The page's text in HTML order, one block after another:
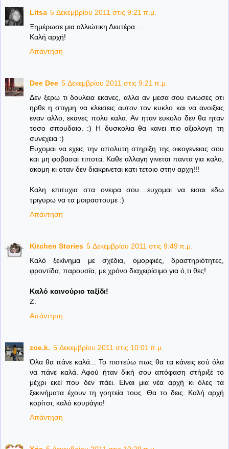
Litsa 5 Δεκεμβρίου 2011 στις 9:21 π.μ.
Ξημέρωσε μια αλλιώτικη Δευτέρα...
Καλή αρχή!
Απάντηση
Dee Dee 5 Δεκεμβρίου 2011 στις 9:21 π.μ.
Δεν ξερω τι δουλεια εκανες, αλλα αν μεσα σου ενιωσες οτι
ηρθε η στιγμη να κλεισεις αυτον τον κυκλο και να ανοιξεις
εναν αλλο, εκανες πολυ καλα. Αν ηταν ευκολο δεν θα ηταν
τοσο σπουδαιο. :) Η δυσκολια θα κανει πιο αξιολογη τη
συνεχεια :)
Ευχομαι να εχεις την απολυτη στηριξη της οικογενειας σου
και μη φοβασαι τιποτα. Καθε αλλαγη γινεται παντα για καλο,
ακομη κι οταν δεν διακρινεται κατι τετοιο στην αρχη!!!
Καλη επιτυχια στα ονειρα σου....ευχομαι να εισαι εδω
τριγυρω να τα μοιραστουμε :)
Απάντηση
Kitchen Stories 5 Δεκεμβρίου 2011 στις 9:49 π.μ.
Καλό ξεκίνημα με σχέδια, ομορφιές, δραστηριότητες,
φροντίδα, παρουσία, με χρόνο διαχειρίσιμο για ό,τι θες!
Καλό καινούριο ταξίδι!
Z.
Απάντηση
zoe.k. 5 Δεκεμβρίου 2011 στις 10:01 π.μ.
Όλα θα πάνε καλά... Το πιστεύω πως θα τα κάνεις εσύ όλα
να πάνε καλά. Αφού ήταν δική σου απόφαση στήριξέ το
μέχρι εκεί που δεν πάει. Είναι μια νέα αρχή κι όλες τα
ξεκινήματα έχουν τη γοητεία τους. Θα το δεις. Καλή αρχή
κορίτσι, καλό κουράγιο!
Απάντηση